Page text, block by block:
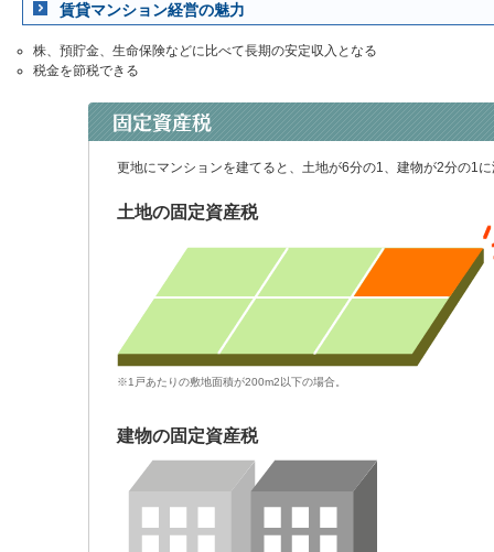
賃貸マンション経営の魅力
株、預貯金、生命保険などに比べて長期の安定収入となる
税金を節税できる
更地にマンションを建てると、土地が6分の1、建物が2分の1
土地の固定資産税
※1戸あたりの敷地面積が200m2以下の場合。
建物の固定資産税